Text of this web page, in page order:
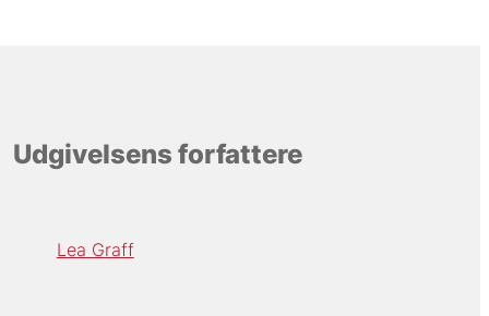
Udgivelsens forfattere
Lea Graff